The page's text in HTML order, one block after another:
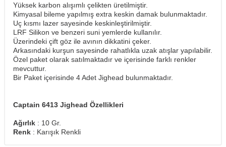
Yüksek karbon alışımlı çelikten üretilmiştir.
Kimyasal bileme yapılmış extra keskin damak bulunmaktadır.
Uç kısmı lazer sayesinde keskinleştirilmiştir.
LRF Silikon ve benzeri suni yemlerde kullanılır.
Üzerindeki çift göz ile avının dikkatini çeker.
Arkasındaki kurşun sayesinde rahatlıkla uzak atışlar yapılabilir.
Özel paket olarak satılmaktadır ve içerisinde farklı renkler
mevcuttur.
Bir Paket içerisinde 4 Adet Jighead bulunmaktadır.
Captain 6413 Jighead Özellikleri
Ağırlık : 10 Gr.
Renk : Karışık Renkli